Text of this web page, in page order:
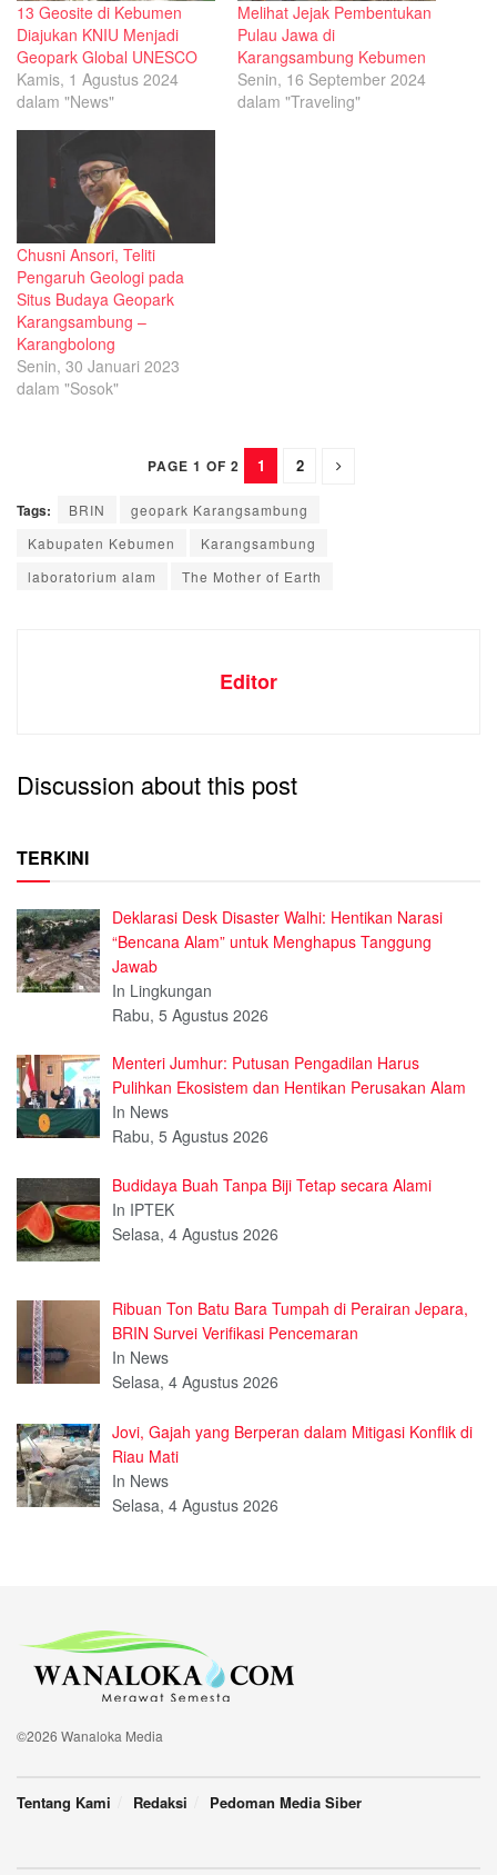
13 Geosite di Kebumen
Diajukan KNIU Menjadi
Geopark Global UNESCO
Kamis, 1 Agustus 2024
dalam "News"
Melihat Jejak Pembentukan
Pulau Jawa di
Karangsambung Kebumen
Senin, 16 September 2024
dalam "Traveling"
Chusni Ansori, Teliti
Pengaruh Geologi pada
Situs Budaya Geopark
Karangsambung –
Karangbolong
Senin, 30 Januari 2023
dalam "Sosok"
PAGE 1 OF 2 1 2
Tags: BRIN
geopark Karangsambung
Kabupaten Kebumen
Karangsambung
laboratorium alam
The Mother of Earth
Editor
Discussion about this post
TERKINI
Deklarasi Desk Disaster Walhi: Hentikan Narasi
“Bencana Alam” untuk Menghapus Tanggung
Jawab
In Lingkungan
Rabu, 5 Agustus 2026
Menteri Jumhur: Putusan Pengadilan Harus
Pulihkan Ekosistem dan Hentikan Perusakan Alam
In News
Rabu, 5 Agustus 2026
Budidaya Buah Tanpa Biji Tetap secara Alami
In IPTEK
Selasa, 4 Agustus 2026
Ribuan Ton Batu Bara Tumpah di Perairan Jepara,
BRIN Survei Verifikasi Pencemaran
In News
Selasa, 4 Agustus 2026
Jovi, Gajah yang Berperan dalam Mitigasi Konflik di
Riau Mati
In News
Selasa, 4 Agustus 2026
©2026 Wanaloka Media
Tentang Kami Redaksi Pedoman Media Siber